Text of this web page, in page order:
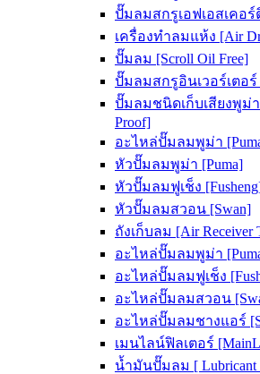
ปั๊มลมสกรูเอฟเอสเคอร์
เครื่องทำลมแห้ง [Air
ปั๊มลม [Scroll Oil Free]
ปั๊มลมสกรูอินเวอร์เตอร์
ปั๊มลมชนิดเก็บเสียงพูม่า
Proof]
อะไหล่ปั๊มลมพูม่า
หัวปั๊มลมพูม่า [Puma]
หัวปั๊มลมฟูเช็ง
หัวปั๊มลมสวอน [Swan]
ถังเก็บลม [Air Receiver
อะไหล่ปั๊มลมพูม่า [Puma
อะไหล่ปั๊มลมฟูเช็ง
อะไหล่ปั๊มลมสวอน
อะไหล่ปั๊มลมชางแอร์
เมนไลน์ฟิลเตอร์
น้ำมันปั๊มลม [ Lubricant